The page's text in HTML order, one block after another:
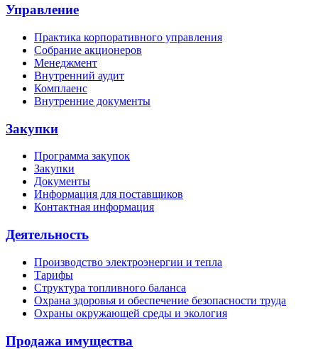
Управление
Практика корпоративного управления
Собрание акционеров
Менеджмент
Внутренний аудит
Комплаенс
Внутренние документы
Закупки
Программа закупок
Закупки
Документы
Информация для поставщиков
Контактная информация
Деятельность
Производство электроэнергии и тепла
Тарифы
Структура топливного баланса
Охрана здоровья и обеспечение безопасности труда
Охраны окружающей среды и экология
Продажа имущества